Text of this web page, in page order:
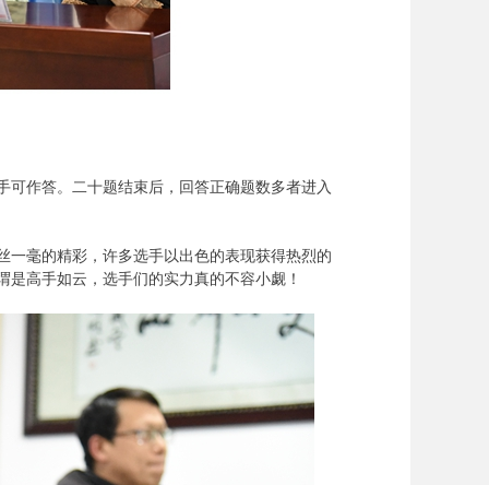
作答。二十题结束后，回答正确题数多者进入
毫的精彩，许多选手以出色的表现获得热烈的
高手如云，选手们的实力真的不容小觑！